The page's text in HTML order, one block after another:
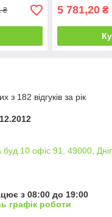
₴ 5 781,20 ₴
з 182 відгуків за рік
офіс 91, 49000,
з 08:00 до 19:00
графік роботи